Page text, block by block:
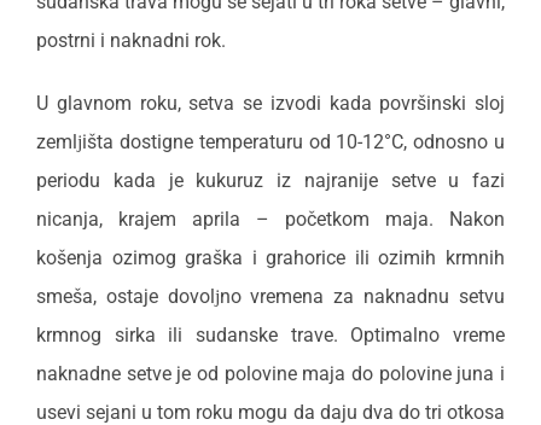
postrni i naknadni rok.
U glavnom roku, setva se izvodi kada površinski sloj
zemlјišta dostigne temperaturu od 10-12°C, odnosno u
periodu kada je kukuruz iz najranije setve u fazi
nicanja, krajem aprila – početkom maja. Nakon
košenja ozimog graška i grahorice ili ozimih krmnih
smeša, ostaje dovolјno vremena za naknadnu setvu
krmnog sirka ili sudanske trave. Optimalno vreme
naknadne setve je od polovine maja do polovine juna i
usevi sejani u tom roku mogu da daju dva do tri otkosa